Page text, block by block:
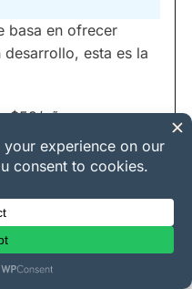
basa en ofrecer
esta es la
$59/año.
Plugin de
decides? Te
para acotar la